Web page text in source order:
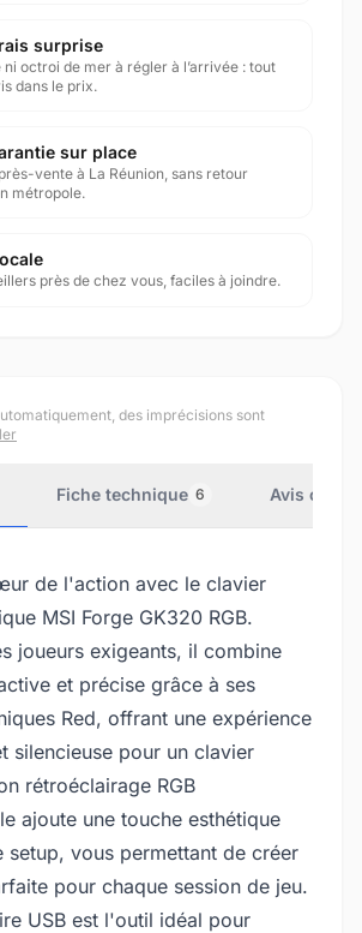
surprise
ni octroi de mer à régler à l’arrivée : tout
dans le prix.
sur place
vente à La Réunion, sans retour
métropole.
près de chez vous, faciles à joindre.
des imprécisions sont
Fiche technique 6 Avis
de l'action avec le clavier
MSI Forge GK320 RGB.
joueurs exigeants, il combine
et précise grâce à ses
Red, offrant une expérience
silencieuse pour un clavier
rétroéclairage RGB
ajoute une touche esthétique
setup, vous permettant de créer
pour chaque session de jeu.
USB est l'outil idéal pour